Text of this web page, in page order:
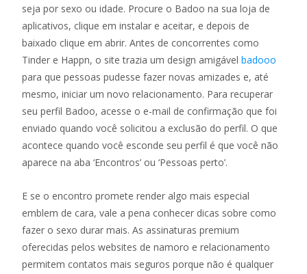
seja por sexo ou idade. Procure o Badoo na sua loja de
aplicativos, clique em instalar e aceitar, e depois de
baixado clique em abrir. Antes de concorrentes como
Tinder e Happn, o site trazia um design amigável badooo
para que pessoas pudesse fazer novas amizades e, até
mesmo, iniciar um novo relacionamento. Para recuperar
seu perfil Badoo, acesse o e-mail de confirmação que foi
enviado quando você solicitou a exclusão do perfil. O que
acontece quando você esconde seu perfil é que você não
aparece na aba ‘Encontros’ ou ‘Pessoas perto’.
E se o encontro promete render algo mais especial
emblem de cara, vale a pena conhecer dicas sobre como
fazer o sexo durar mais. As assinaturas premium
oferecidas pelos websites de namoro e relacionamento
permitem contatos mais seguros porque não é qualquer